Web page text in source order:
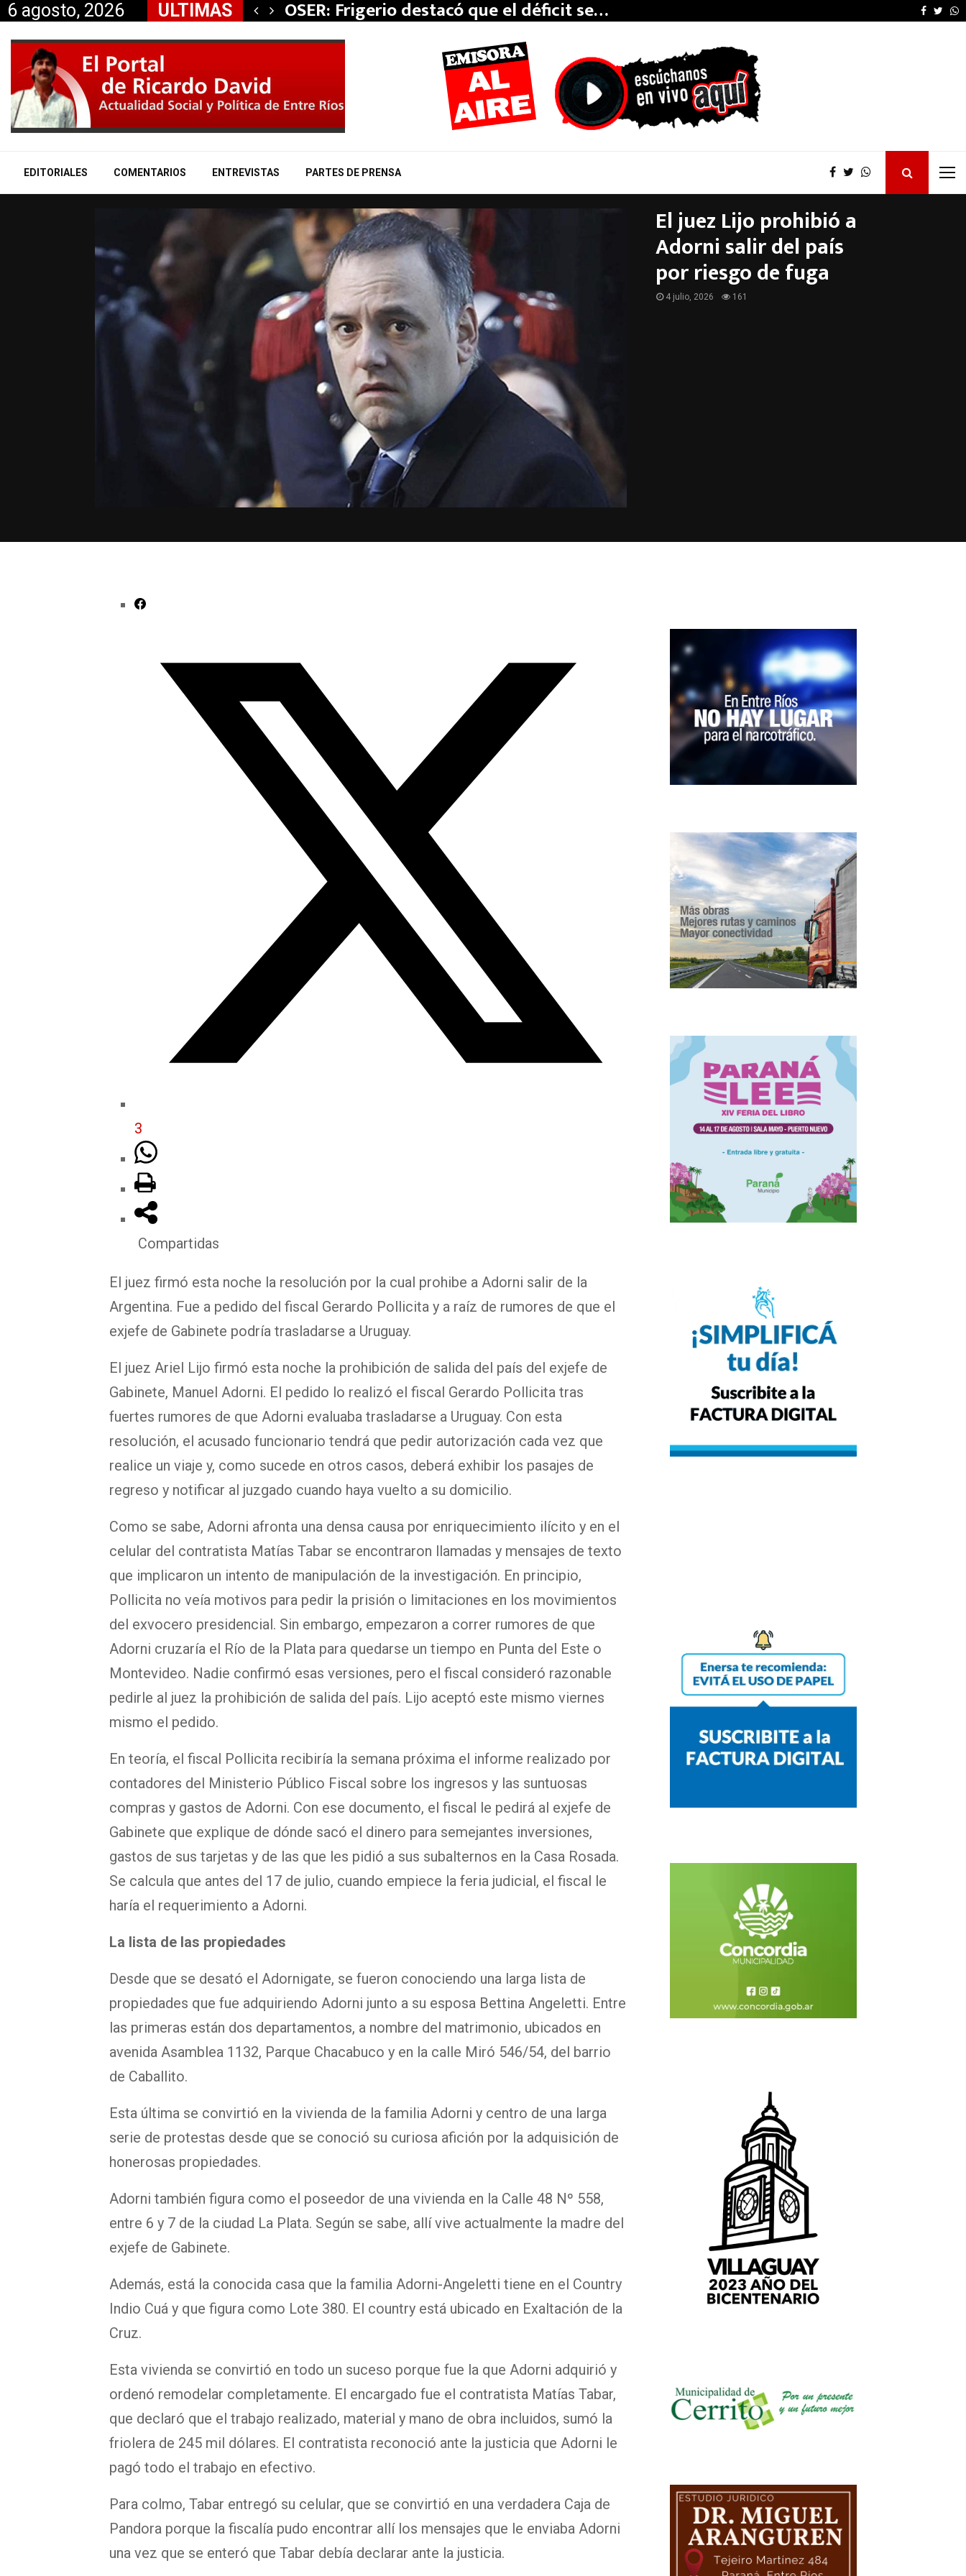
6 agosto, 2026 ULTIMAS
aliados a la… OSER: Frigerio destacó que el déficit se… La provincia
EDITORIALES COMENTARIOS ENTREVISTAS PARTES DE PRENSA
El juez Lijo prohibió a
Adorni salir del país
por riesgo de fuga
4 julio, 2026 161
3
Compartidas
El juez firmó esta noche la resolución por la cual prohibe a Adorni salir de la
Argentina. Fue a pedido del fiscal Gerardo Pollicita y a raíz de rumores de que el
exjefe de Gabinete podría trasladarse a Uruguay.
El juez Ariel Lijo firmó esta noche la prohibición de salida del país del exjefe de
Gabinete, Manuel Adorni. El pedido lo realizó el fiscal Gerardo Pollicita tras
fuertes rumores de que Adorni evaluaba trasladarse a Uruguay. Con esta
resolución, el acusado funcionario tendrá que pedir autorización cada vez que
realice un viaje y, como sucede en otros casos, deberá exhibir los pasajes de
regreso y notificar al juzgado cuando haya vuelto a su domicilio.
Como se sabe, Adorni afronta una densa causa por enriquecimiento ilícito y en el
celular del contratista Matías Tabar se encontraron llamadas y mensajes de texto
que implicaron un intento de manipulación de la investigación. En principio,
Pollicita no veía motivos para pedir la prisión o limitaciones en los movimientos
del exvocero presidencial. Sin embargo, empezaron a correr rumores de que
Adorni cruzaría el Río de la Plata para quedarse un tiempo en Punta del Este o
Montevideo. Nadie confirmó esas versiones, pero el fiscal consideró razonable
pedirle al juez la prohibición de salida del país. Lijo aceptó este mismo viernes
mismo el pedido.
En teoría, el fiscal Pollicita recibiría la semana próxima el informe realizado por
contadores del Ministerio Público Fiscal sobre los ingresos y las suntuosas
compras y gastos de Adorni. Con ese documento, el fiscal le pedirá al exjefe de
Gabinete que explique de dónde sacó el dinero para semejantes inversiones,
gastos de sus tarjetas y de las que les pidió a sus subalternos en la Casa Rosada.
Se calcula que antes del 17 de julio, cuando empiece la feria judicial, el fiscal le
haría el requerimiento a Adorni.
La lista de las propiedades
Desde que se desató el Adornigate, se fueron conociendo una larga lista de
propiedades que fue adquiriendo Adorni junto a su esposa Bettina Angeletti. Entre
las primeras están dos departamentos, a nombre del matrimonio, ubicados en
avenida Asamblea 1132, Parque Chacabuco y en la calle Miró 546/54, del barrio
de Caballito.
Esta última se convirtió en la vivienda de la familia Adorni y centro de una larga
serie de protestas desde que se conoció su curiosa afición por la adquisición de
honerosas propiedades.
Adorni también figura como el poseedor de una vivienda en la Calle 48 Nº 558,
entre 6 y 7 de la ciudad La Plata. Según se sabe, allí vive actualmente la madre del
exjefe de Gabinete.
Además, está la conocida casa que la familia Adorni-Angeletti tiene en el Country
Indio Cuá y que figura como Lote 380. El country está ubicado en Exaltación de la
Cruz.
Esta vivienda se convirtió en todo un suceso porque fue la que Adorni adquirió y
ordenó remodelar completamente. El encargado fue el contratista Matías Tabar,
que declaró que el trabajo realizado, material y mano de obra incluidos, sumó la
friolera de 245 mil dólares. El contratista reconoció ante la justicia que Adorni le
pagó todo el trabajo en efectivo.
Para colmo, Tabar entregó su celular, que se convirtió en una verdadera Caja de
Pandora porque la fiscalía pudo encontrar allí los mensajes que le enviaba Adorni
una vez que se enteró que Tabar debía declarar ante la justicia.